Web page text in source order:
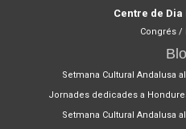
Centre de
Congrés /
Setmana Cultural Andalusa
Jornades dedicades a
Setmana Cultural Andalusa